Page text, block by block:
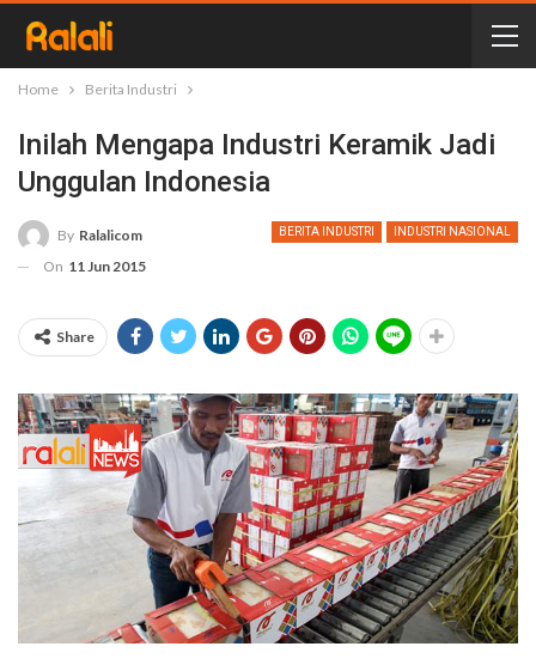
Home Berita Industri
Inilah Mengapa Industri Keramik Jadi
Unggulan Indonesia
BERITA INDUSTRI INDUSTRI NASIONAL
By Ralalicom
On 11 Jun 2015
Share